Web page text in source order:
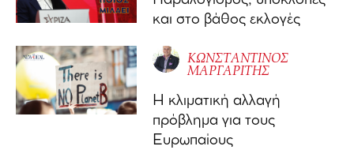
και στο βάθος εκλογές
ΚΩΝΣΤΑΝΤΙΝΟΣ
ΜΑΡΓΑΡΙΤΗΣ
Η κλιματική αλλαγή
πρόβλημα για τους
Ευρωπαίους